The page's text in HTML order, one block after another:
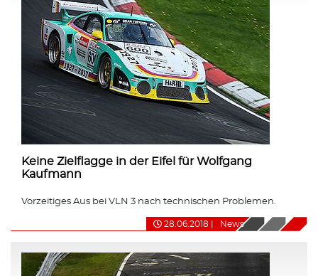
Keine Zielflagge in der Eifel für Wolfgang
Kaufmann
Vorzeitiges Aus bei VLN 3 nach technischen Problemen.
28.06.2018 News